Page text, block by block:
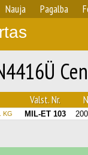
Nauja Pagalba
Valst. Nr.
KG MIL-ET 103